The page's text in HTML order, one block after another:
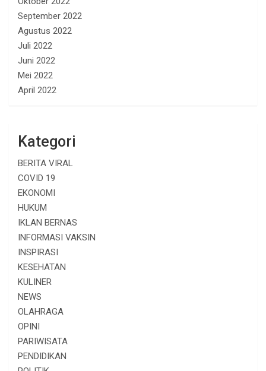
September 2022
Agustus 2022
Juli 2022
Juni 2022
Mei 2022
April 2022
Kategori
BERITA VIRAL
COVID 19
EKONOMI
HUKUM
IKLAN BERNAS
INFORMASI VAKSIN
INSPIRASI
KESEHATAN
KULINER
NEWS
OLAHRAGA
OPINI
PARIWISATA
PENDIDIKAN